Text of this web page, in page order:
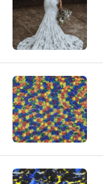
PRODUTOS
QUEM
SOMOS
FÁBRICA